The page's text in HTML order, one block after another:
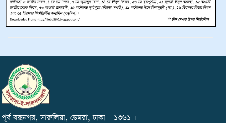
পূর্ব বক্সনগর, সারুলিয়া, ডেমরা, ঢাকা - ১৩৬১ ।